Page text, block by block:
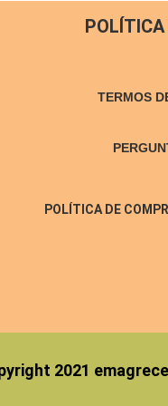
COMER E O QUE
POLÍTICA
TERMOS
POLÍTICA DE
2021